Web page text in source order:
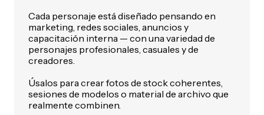
Cada personaje está diseñado pensando en
marketing, redes sociales, anuncios y
capacitación interna — con una variedad de
personajes profesionales, casuales y de
creadores.
Úsalos para crear fotos de stock coherentes,
sesiones de modelos o material de archivo que
realmente combinen.